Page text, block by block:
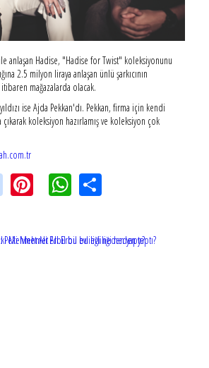
anlaşan Hadise, "Hadise for Twist" koleksiyonunu
2.5 milyon liraya anlaşan ünlü şarkıcının
mağazalarda olacak.
ise Ajda Pekkan'dı. Pekkan, firma için kendi
koleksiyon hazırlamış ve koleksiyon çok
instagramPinterestWhatsApp
Mehmet Ali Erbil bu evliliği neden yaptı?